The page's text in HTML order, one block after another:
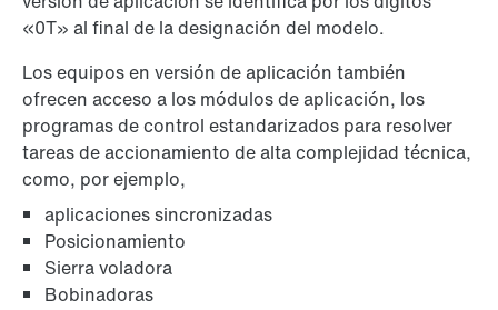
«0T» al final de la designación del modelo.
Los equipos en versión de aplicación también
ofrecen acceso a los módulos de aplicación, los
programas de control estandarizados para resolver
tareas de accionamiento de alta complejidad técnica,
como, por ejemplo,
aplicaciones sincronizadas
Posicionamiento
Sierra voladora
Bobinadoras